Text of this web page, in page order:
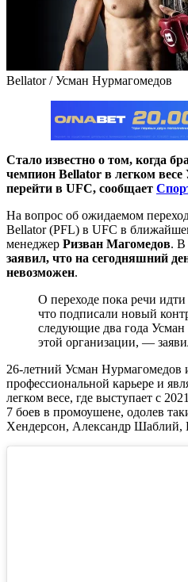
Bellator / Усман Нурмагомедов
Стало известно о том, когда
чемпион Bellator в легком
перейти в UFC, сообщает
На вопрос об ожидаемом
Bellator (PFL) в UFC в
менеджер Ризван Магомедов. В
заявил, что на сегодняшний
невозможен.
О переходе пока речи
что подписали новый
следующие два года Усман
этой организации, —
26-летний Усман Нурмагомедов
профессиональной карьере и
легком весе, где выступает с
7 боев в промоушене, одолев
Хендерсон, Александр Шаблий,